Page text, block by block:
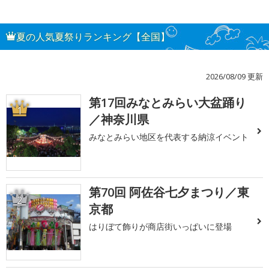
夏の人気夏祭りランキング【全国】
2026/08/09 更新
1
第17回みなとみらい大盆踊り
／神奈川県
みなとみらい地区を代表する納涼イベント
2
第70回 阿佐谷七夕まつり／東
京都
はりぼて飾りが商店街いっぱいに登場